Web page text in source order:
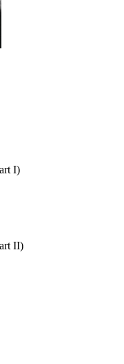
I)
II)